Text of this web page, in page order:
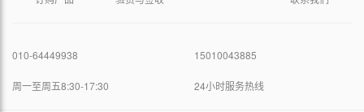
010-64449938
周一至周五8:30-17:30
15010043885
24小时服务热线